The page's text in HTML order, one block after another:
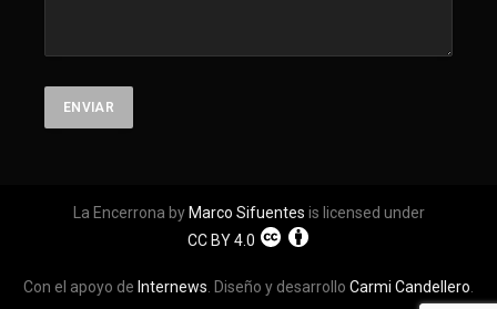
La Encerrona by Marco Sifuentes is licensed under
CC BY 4.0
Con el apoyo de Internews . Diseño y desarrollo Carmi Candellero